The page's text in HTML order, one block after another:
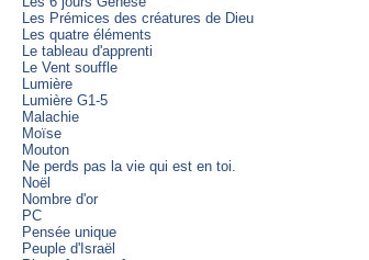
Les Prémices des créatures de Dieu
Les quatre éléments
Le tableau d'apprenti
Le Vent souffle
Lumière
Lumière G1-5
Malachie
Moïse
Mouton
Ne perds pas la vie qui est en toi.
Noël
Nombre d'or
PC
Pensée unique
Peuple d'Israël